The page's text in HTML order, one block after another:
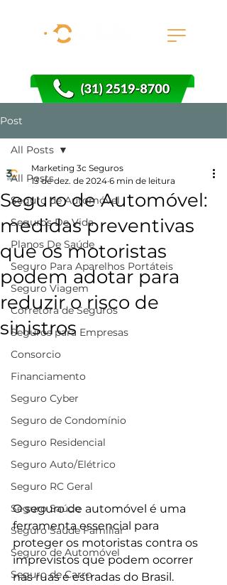
Post
All Posts
Seguro de Automóvel
Seguros De Vida
Planos De Saúde
Seguro Para Aparelhos Portáteis
Seguro Viagem
Corretora de Seguros
Seguros para Empresas
Consorcio
Financiamento
Seguro Cyber
Seguro de Condomínio
Seguro Residencial
Seguro Auto/Elétrico
Seguro RC Geral
Seguro Saúde
Seguro Saúde Familiar
Seguro de Automóvel
Seguro de Carro
All Posts
Seguro de Automóvel:
medidas preventivas
que os motoristas
podem adotar para
reduzir o risco de
sinistros
Marketing 3c Seguros
13 de dez. de 2024 6 min de leitura
O seguro de automóvel é uma
ferramenta essencial para
proteger os motoristas contra os
imprevistos que podem ocorrer
nas ruas e estradas do Brasil.